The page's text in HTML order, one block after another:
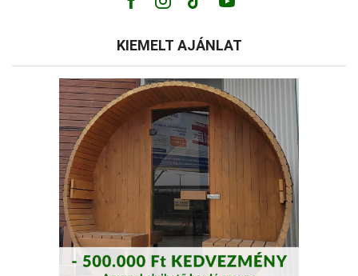
Facebook
Instagram
Tik-
tok
Youtube
KIEMELT AJÁNLAT